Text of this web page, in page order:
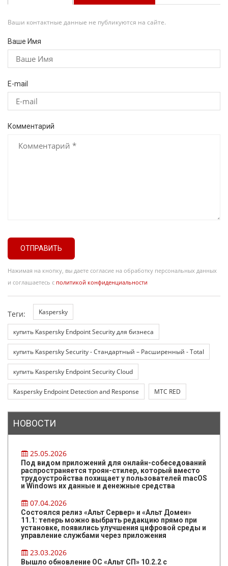
Ваши контактные данные не публикуются на сайте.
Ваше Имя
E-mail
Комментарий
ОТПРАВИТЬ
Нажимая на кнопку, вы даете согласие на обработку персональных данных
и соглашаетесь с политикой конфиденциальности
Теги: Kaspersky
купить Kaspersky Endpoint Security для бизнеса
купить Kaspersky Security - Стандартный – Расширенный - Total
купить Kaspersky Endpoint Security Cloud
Kaspersky Endpoint Detection and Response МТС RED
НОВОСТИ
25.05.2026
Под видом приложений для онлайн-собеседований
распространяется троян-стилер, который вместо
трудоустройства похищает у пользователей macOS
и Windows их данные и денежные средства
07.04.2026
Состоялся релиз «Альт Сервер» и «Альт Домен»
11.1: теперь можно выбрать редакцию прямо при
установке, появились улучшения цифровой среды и
управление службами через приложения
23.03.2026
Вышло обновление ОС «Альт СП» 10.2.2 с